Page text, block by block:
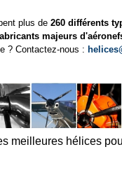
plus de 260 différents
majeurs
? Contactez-nous :
meilleures hélices